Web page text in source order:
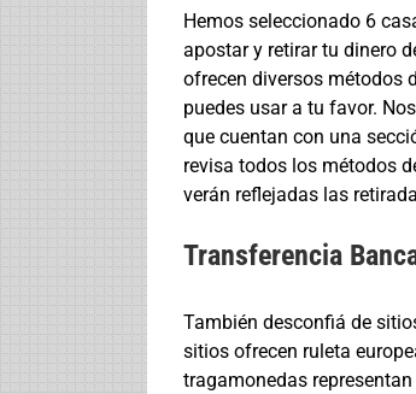
Hemos seleccionado 6
apostar y retirar tu dinero
ofrecen diversos métodos
puedes usar a tu favor.
que cuentan con una
revisa todos los métodos
verán reflejadas las
Transferencia
También desconfiá de
sitios ofrecen ruleta
tragamonedas